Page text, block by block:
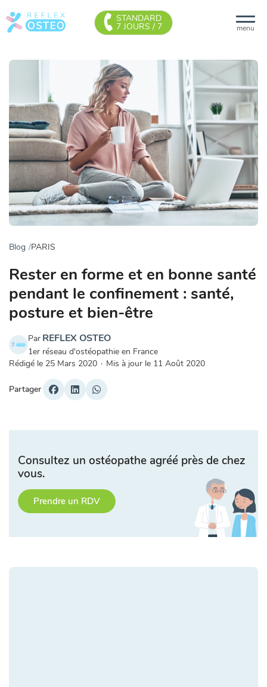
menu
STANDARD
7 JOURS / 7
Blog PARIS
Rester en forme et en bonne santé
pendant le confinement : santé,
posture et bien-être
Par REFLEX OSTEO
1er réseau d'ostéopathie en France
Rédigé le 25 Mars 2020 · Mis à jour le 11 Août 2020
Partager
Consultez un ostéopathe agréé près de chez
vous.
Prendre un RDV